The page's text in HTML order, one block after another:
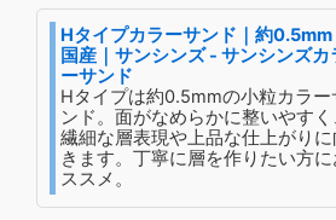
Hタイプカラーサンド｜約0.5mm
国産｜サンシンズ - サンシンズカ
ーサンド
Hタイプは約0.5mmの小粒カラー
ンド。面がなめらかに整いやすく
繊細な層表現や上品な仕上がりに
きます。丁寧に層を作りたい方に
ススメ。